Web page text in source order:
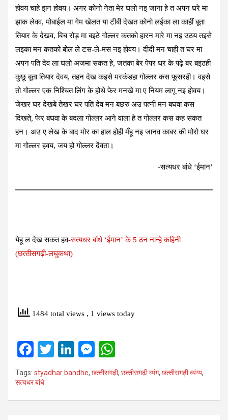
होवय चाहे झन होवय। अगर कोनो नेता मेर घलो नइ जाना हे त अपन घरे मा
झाक लेवव, मोबाईल मा गेम खेलत या टीबी देखत कोनो लईका ला काहीं बूता
तियार के देखव, बिच रोड़ मा बइठे गोल्लर कतको हारन मारे मा नइ उठय तइसे
लइका मन कतको बोल ले टस-ले-मस नइ होवय। दीदी मन चाही त घर मा
अपन पति देव ला घलो अजमा सकत हे, जतका बेर पेपर धर के पढ़े बर बइठही
कुछू बूता तियार देवय, तहन देख कइसे मरकंडहा गोल्लर कस फूसरही। वइसे
तो गोल्लर एक निश्चित लिंग के होथे फेर मनखे मा ए नियम लागू नइ होवय।
जेखर घर देखबे तेखर घर पति देव मन बछरु अउ पत्नी मन बघवा कस
दिखते, फेर बघवा के बदला गोल्लर आने वाला हे त गोल्लर कस कह सकत
हन। अउ ए लेख के बाद मोर का हाल होही मँहू नइ जानव काबर की मोरो घर
मा गोल्लर हवय, जय हो गोल्लर देंवता।
-सत्‍यधर बांधे ‘ईमान’
येहू ल देख सकत हव-सत्‍यधर बांधे ‘ईमान’ के 5 ठन नान्‍हे कहिनी
(छत्‍तीसगढ़ी-लघुकथा)
1484 total views , 1 views today
F
a
ce
b
T
wi
tt
er
Li
n
ke
dI
M
es
se
n
h
at
s
Tags: styadhar bandhe, छत्‍तीसगढ़ी, छत्‍तीसगढ़ी व्‍यंग, छत्‍तीसगढ़ी व्‍यंग्‍य,
सत्‍यधर बांधे